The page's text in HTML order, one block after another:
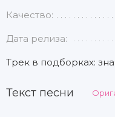
Качество:
Дата релиза:
Трек в подборках:
Текст песни